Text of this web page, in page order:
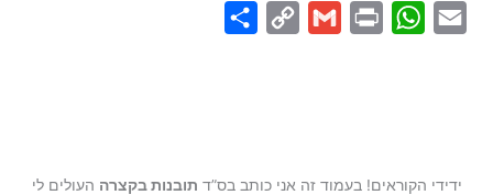
W
A
i
ידידי הקוראים! בעמוד זה אני כותב בס”ד תובנות בקצרה העולים לי